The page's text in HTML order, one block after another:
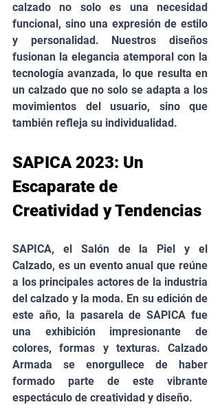
calzado no solo es una necesidad
funcional, sino una expresión de estilo
y personalidad. Nuestros diseños
fusionan la elegancia atemporal con la
tecnología avanzada, lo que resulta en
un calzado que no solo se adapta a los
movimientos del usuario, sino que
también refleja su individualidad.
SAPICA 2023: Un
Escaparate de
Creatividad y Tendencias
SAPICA, el Salón de la Piel y el
Calzado, es un evento anual que reúne
a los principales actores de la industria
del calzado y la moda. En su edición de
este año, la pasarela de SAPICA fue
una exhibición impresionante de
colores, formas y texturas. Calzado
Armada se enorgullece de haber
formado parte de este vibrante
espectáculo de creatividad y diseño.